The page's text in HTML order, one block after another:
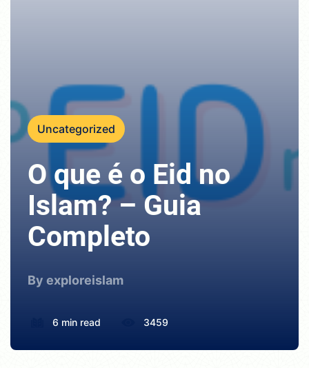
Uncategorized
O que é o Eid no
Islam? – Guia
Completo
By exploreislam
6 min read 3459